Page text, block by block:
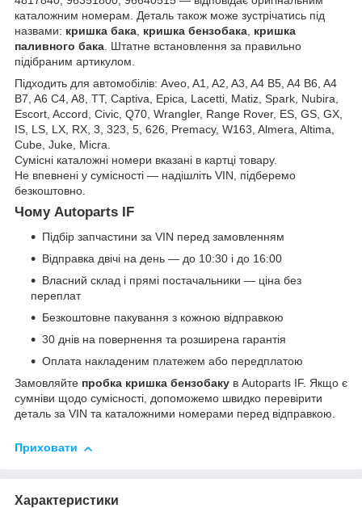
каталожним номерам. Деталь також може зустрічатись під
назвами: кришка бака, кришка бензобака, кришка
паливного бака. Штатне встановлення за правильно
підібраним артикулом.
Підходить для автомобілів: Aveo, A1, A2, A3, A4 B5, A4 B6, A4
B7, A6 C4, A8, TT, Captiva, Epica, Lacetti, Matiz, Spark, Nubira,
Escort, Accord, Civic, Q70, Wrangler, Range Rover, ES, GS, GX,
IS, LS, LX, RX, 3, 323, 5, 626, Premacy, W163, Almera, Altima,
Cube, Juke, Micra.
Сумісні каталожні номери вказані в картці товару.
Не впевнені у сумісності — надішліть VIN, підберемо
безкоштовно.
Чому Autoparts IF
Підбір запчастини за VIN перед замовленням
Відправка двічі на день — до 10:30 і до 16:00
Власний склад і прямі постачальники — ціна без
переплат
Безкоштовне пакування з кожною відправкою
30 днів на повернення та розширена гарантія
Оплата накладеним платежем або передплатою
Замовляйте пробка кришка бензобаку в Autoparts IF. Якщо є
сумніви щодо сумісності, допоможемо швидко перевірити
деталь за VIN та каталожними номерами перед відправкою.
Приховати
Характеристики